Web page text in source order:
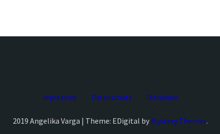
Impressum Datenschutz Disclaimer
2019 Angelika Varga | Theme: EDigital by Mystery Themes.